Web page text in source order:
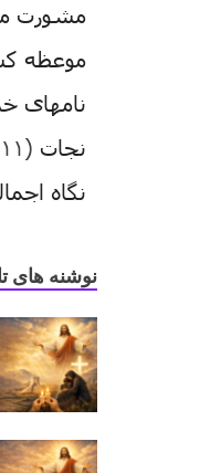
مشورت
موعظه
نامهای
نجات (۱۱)
نگاه
نوشنه های